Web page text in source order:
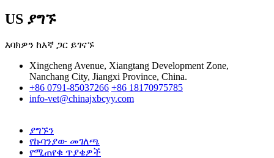
US ያግኙ
እባክዎን ከእኛ ጋር ይገናኙ
Xingcheng Avenue, Xiangtang Development Zone,
Nanchang City, Jiangxi Province, China.
+86 0791-85037266 +86 18170975785
info-vet@chinajxbcyy.com
ያግኙን
የኩባንያው መገለጫ
የሚጠየቁ ጥያቄዎች